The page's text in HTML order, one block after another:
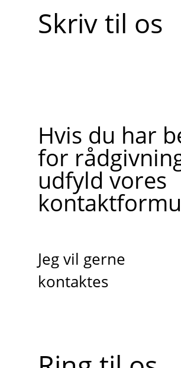
Skriv til os
Hvis du har
for
udfyld vores
Jeg vil gerne
kontaktes